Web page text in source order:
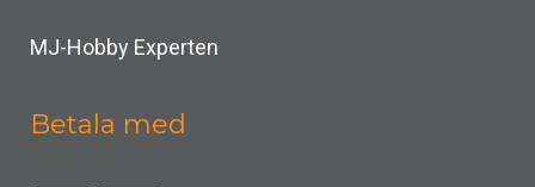
MJ-Hobby Experten
Betala med